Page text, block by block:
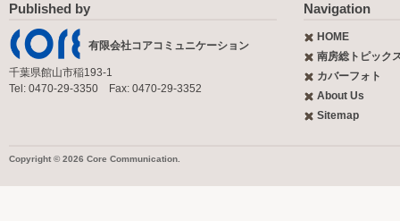
Published by
有限会社コアコミュニケーション
千葉県館山市稲193-1
Tel: 0470-29-3350 Fax: 0470-29-3352
Navigation
HOME
南房総トピック
カバーフォト
About Us
Sitemap
Copyright © 2026 Core Communication.